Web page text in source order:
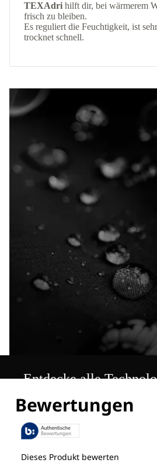
TEXAdri hilft dir, bei wärmerem
frisch zu bleiben.
Es reguliert die Feuchtigkeit, ist
trocknet schnell.
Entdecke alle